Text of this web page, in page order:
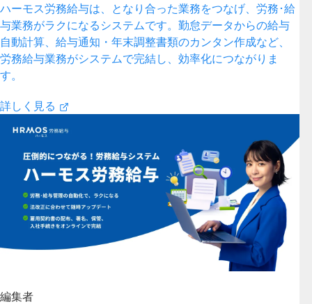
ハーモス労務給与は、となり合った業務をつなげ、労務･給
与業務がラクになるシステムです。勤怠データからの給与
自動計算、給与通知・年末調整書類のカンタン作成など、
労務給与業務がシステムで完結し、効率化につながりま
す。
詳しく見る
編集者